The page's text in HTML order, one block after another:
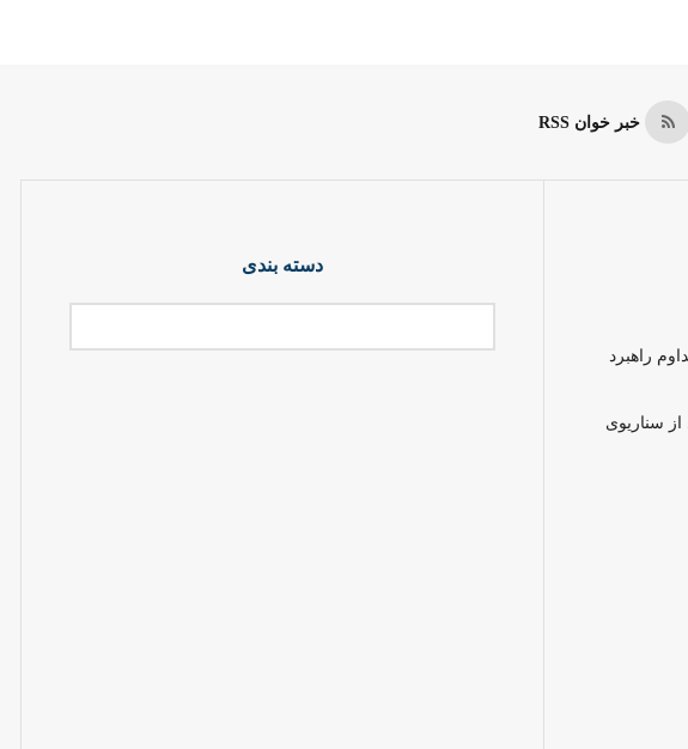
خبر خوان RSS
راهبرد
سناریوی
دسته بندی